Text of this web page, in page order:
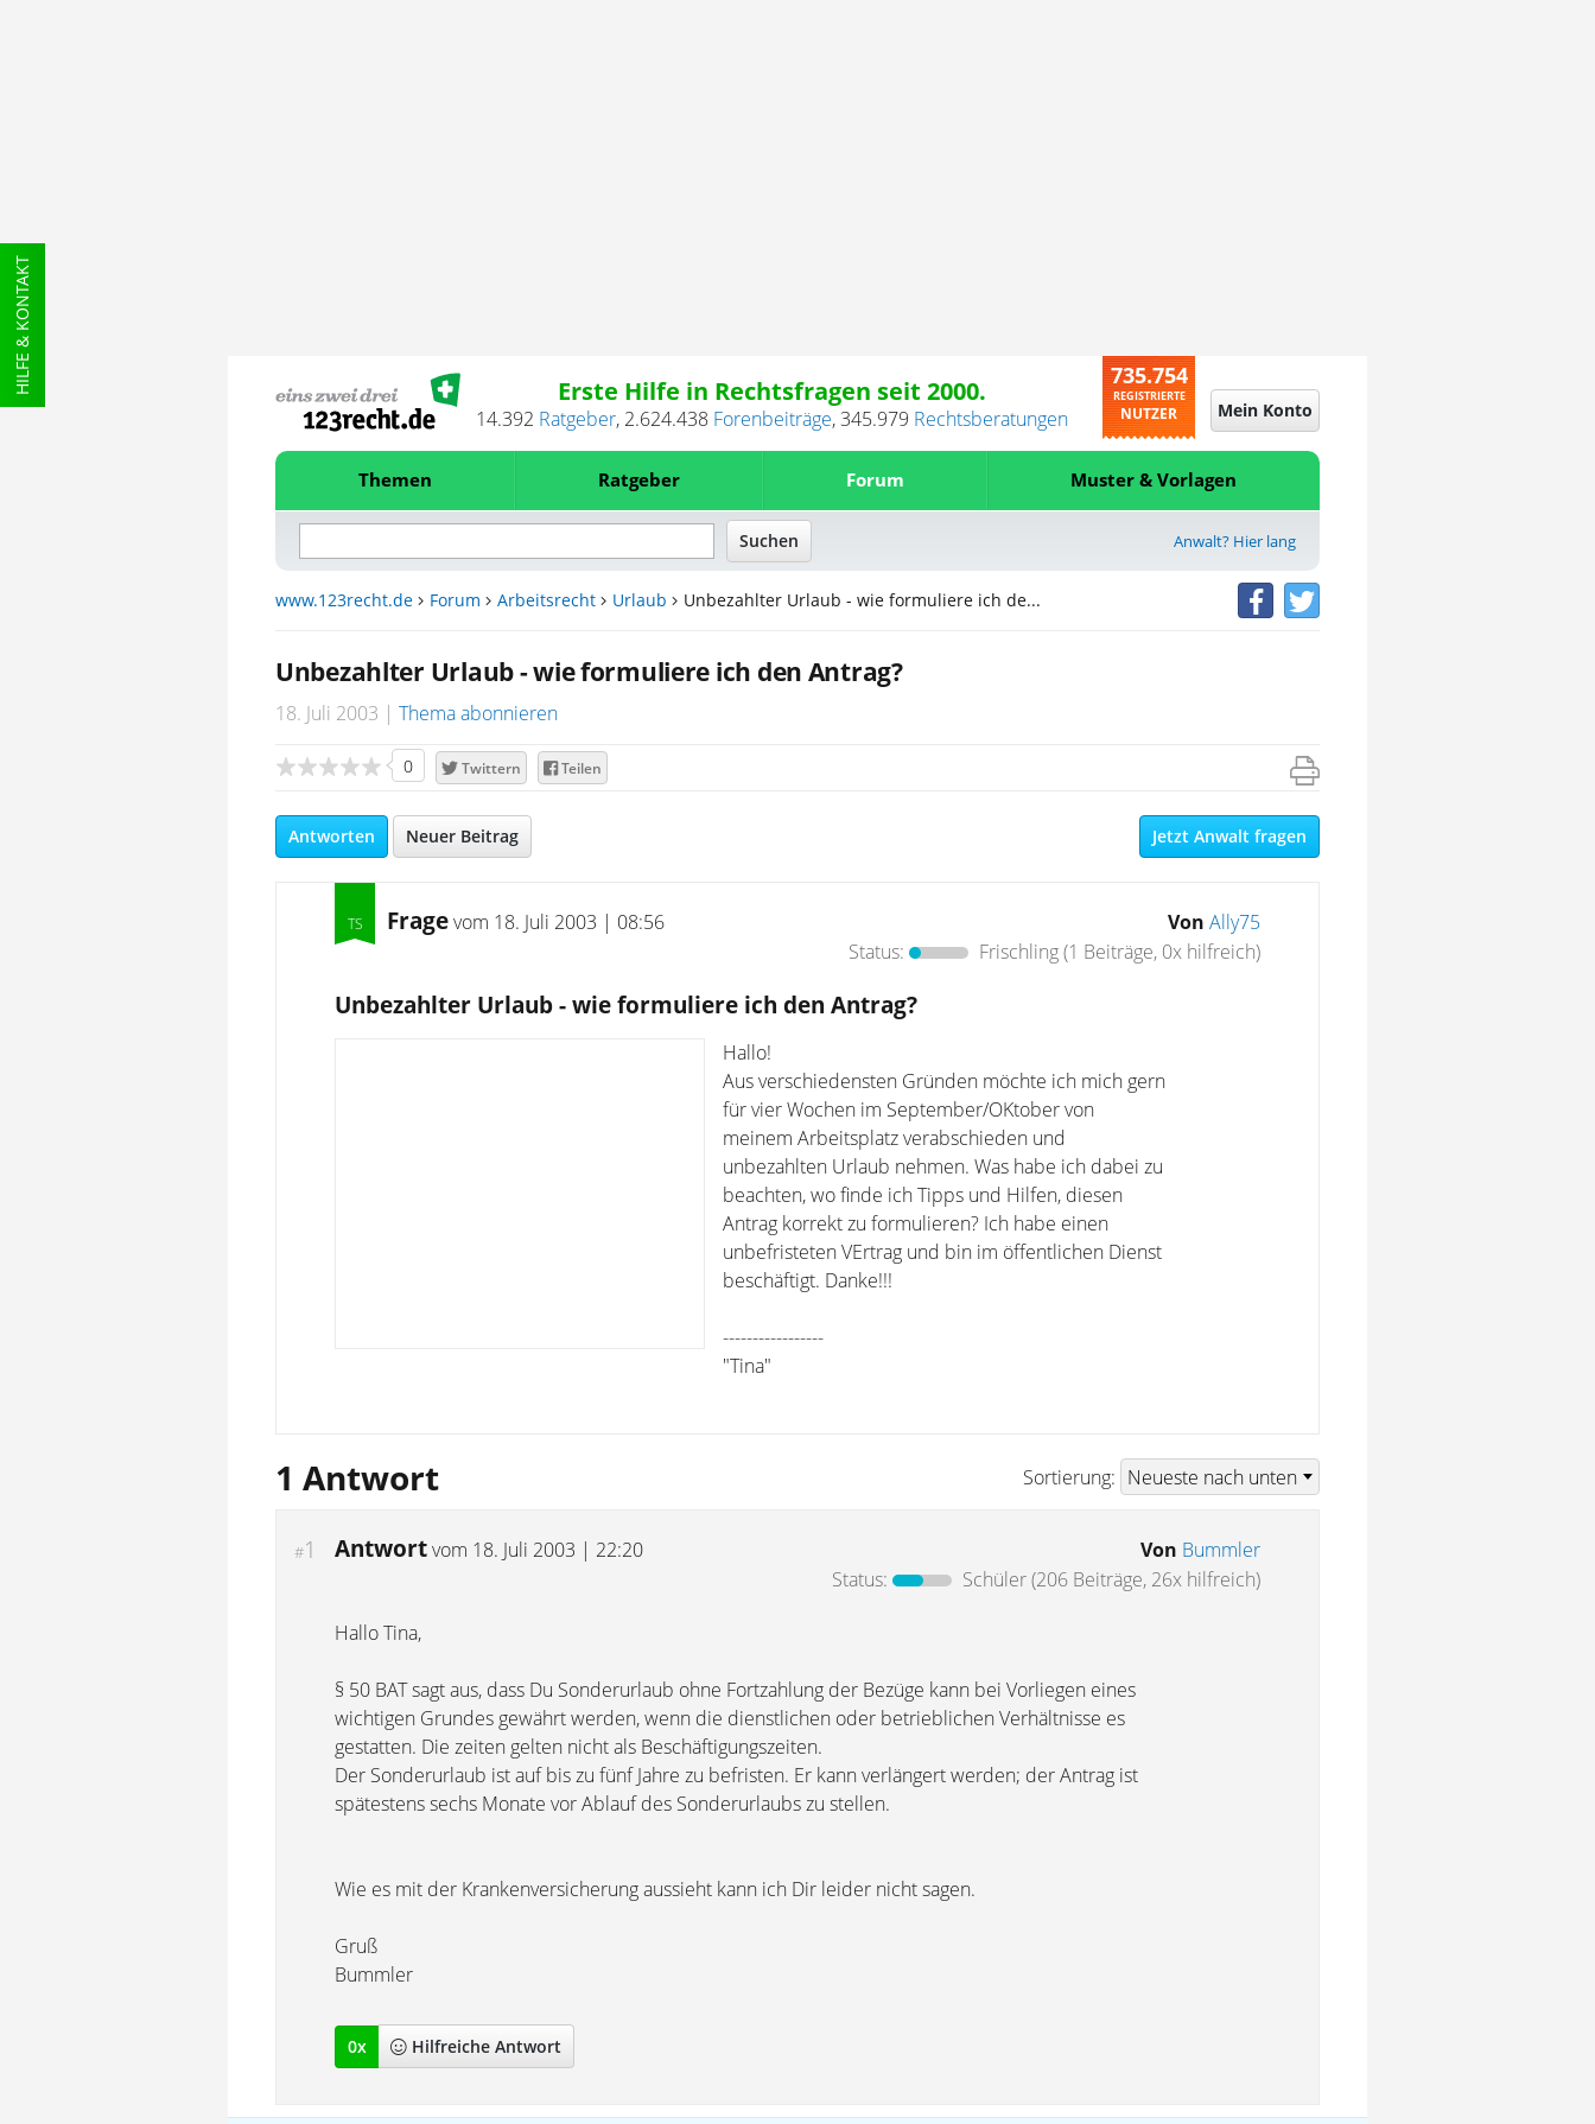
HILFE & KONTAKT Erste Hilfe in Rechtsfragen seit 2000.
14.392 Ratgeber, 2.624.438 Forenbeiträge,345.979 Rechtsberatungen
735.754
REGISTRIERTE
NUTZER Mein Konto
Themen Ratgeber Forum Muster & Vorlagen
Anwalt? Hier lang
www.123recht.de Forum Arbeitsrecht Urlaub Unbezahlter Urlaub - wie formuliere ich de...
Unbezahlter Urlaub - wie formuliere ich den Antrag?
18. Juli 2003 Thema abonnieren
0 Twittern Teilen
Antworten Neuer Beitrag Jetzt Anwalt fragen
Fragevom 18. Juli 2003 | 08:56 Von Ally75
Status:
Frischling(1 Beiträge, 0x hilfreich)
Unbezahlter Urlaub - wie formuliere ich den Antrag?
Hallo!
Aus verschiedensten Gründen möchte ich mich gern
für vier Wochen im September/OKtober von
meinem Arbeitsplatz verabschieden und
unbezahlten Urlaub nehmen. Was habe ich dabei zu
beachten, wo finde ich Tipps und Hilfen, diesen
Antrag korrekt zu formulieren? Ich habe einen
unbefristeten VErtrag und bin im öffentlichen Dienst
beschäftigt. Danke!!!
-----------------
"Tina"
1 Antwort Sortierung:
#1 Antwortvom 18. Juli 2003 | 22:20 Von Bummler
Status:
Schüler(206 Beiträge, 26x hilfreich)
Hallo Tina,
§ 50 BAT sagt aus, dass Du Sonderurlaub ohne Fortzahlung der Bezüge kann bei Vorliegen eines
wichtigen Grundes gewährt werden, wenn die dienstlichen oder betrieblichen Verhältnisse es
gestatten. Die zeiten gelten nicht als Beschäftigungszeiten.
Der Sonderurlaub ist auf bis zu fünf Jahre zu befristen. Er kann verlängert werden; der Antrag ist
spätestens sechs Monate vor Ablauf des Sonderurlaubs zu stellen.
Wie es mit der Krankenversicherung aussieht kann ich Dir leider nicht sagen.
Gruß
Bummler
0x Hilfreiche Antwort